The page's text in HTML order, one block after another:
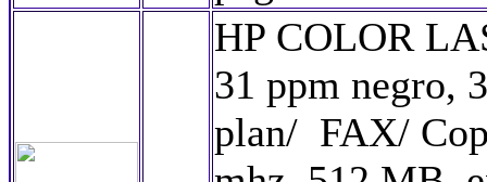
HP COLOR
31 ppm negro,
plan/ FAX/